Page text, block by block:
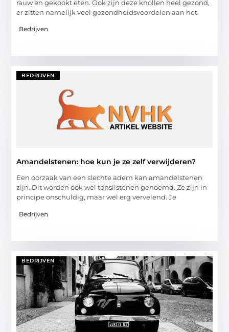
rauw en gekookt eten. Ook zijn deze knollen heel gezond,
er zitten namelijk veel gezondheidsvoordelen aan het
Bedrijven
BEDRIJVEN
Amandelstenen: hoe kun je ze zelf verwijderen?
Een oorzaak van een slechte adem kan amandelstenen
zijn. Dit worden ook wel tonsilstenen genoemd. Ze zijn in
principe onschuldig, maar wel erg vervelend. Je
Bedrijven
BEDRIJVEN